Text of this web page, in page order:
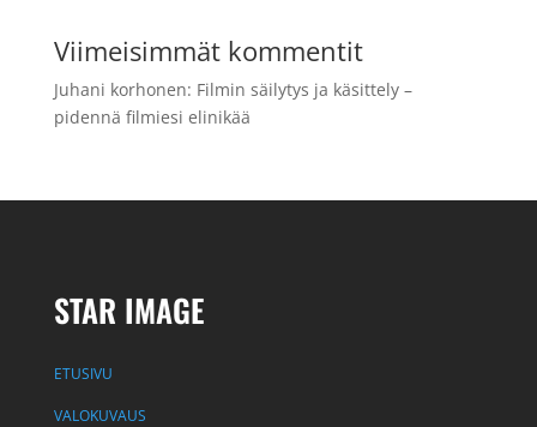
Viimeisimmät kommentit
Juhani korhonen: Filmin säilytys ja käsittely –
pidennä filmiesi elinikää
STAR IMAGE
ETUSIVU
VALOKUVAUS